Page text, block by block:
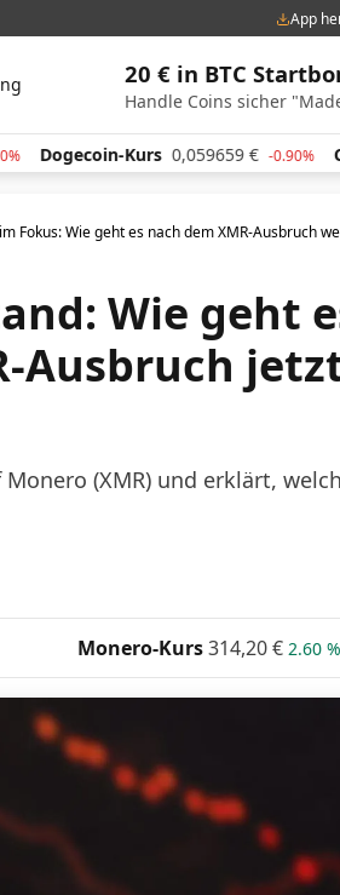
App
20 € in BTC
Handle Coins sicher
Dogecoin-Kurs 0,059659 € -0.90%
Fokus: Wie geht es nach dem XMR-Ausbruch
Wie geht
Ausbruch
(XMR) und erklärt,
Monero-Kurs314,20€ 2.60 %